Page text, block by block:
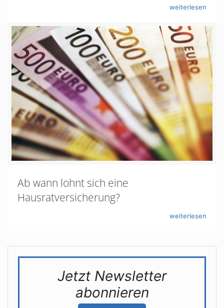
weiterlesen
Ab wann lohnt sich eine
Hausratversicherung?
weiterlesen
Jetzt Newsletter
abonnieren